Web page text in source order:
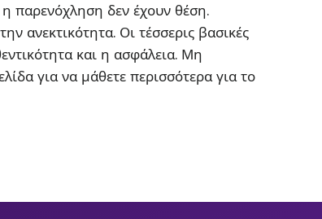
η παρενόχληση δεν έχουν θέση.
ανεκτικότητα. Οι τέσσερις βασικές
και η ασφάλεια. Μη
για να μάθετε περισσότερα για το